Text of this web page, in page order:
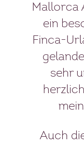
Mallorca
ein
Finca-
sehr
Auch